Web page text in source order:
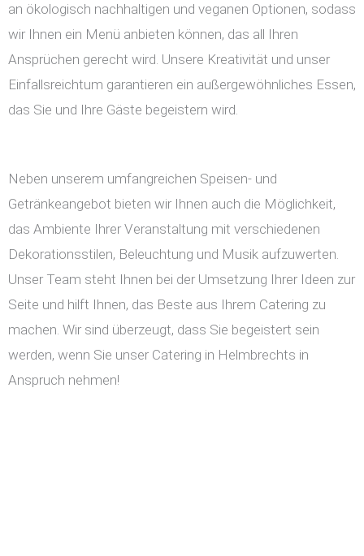
an ökologisch nachhaltigen und veganen Optionen, sodass
wir Ihnen ein Menü anbieten können, das all Ihren
Ansprüchen gerecht wird. Unsere Kreativität und unser
Einfallsreichtum garantieren ein außergewöhnliches Essen,
das Sie und Ihre Gäste begeistern wird.
Neben unserem umfangreichen Speisen- und
Getränkeangebot bieten wir Ihnen auch die Möglichkeit,
das Ambiente Ihrer Veranstaltung mit verschiedenen
Dekorationsstilen, Beleuchtung und Musik aufzuwerten.
Unser Team steht Ihnen bei der Umsetzung Ihrer Ideen zur
Seite und hilft Ihnen, das Beste aus Ihrem Catering zu
machen. Wir sind überzeugt, dass Sie begeistert sein
werden, wenn Sie unser Catering in Helmbrechts in
Anspruch nehmen!